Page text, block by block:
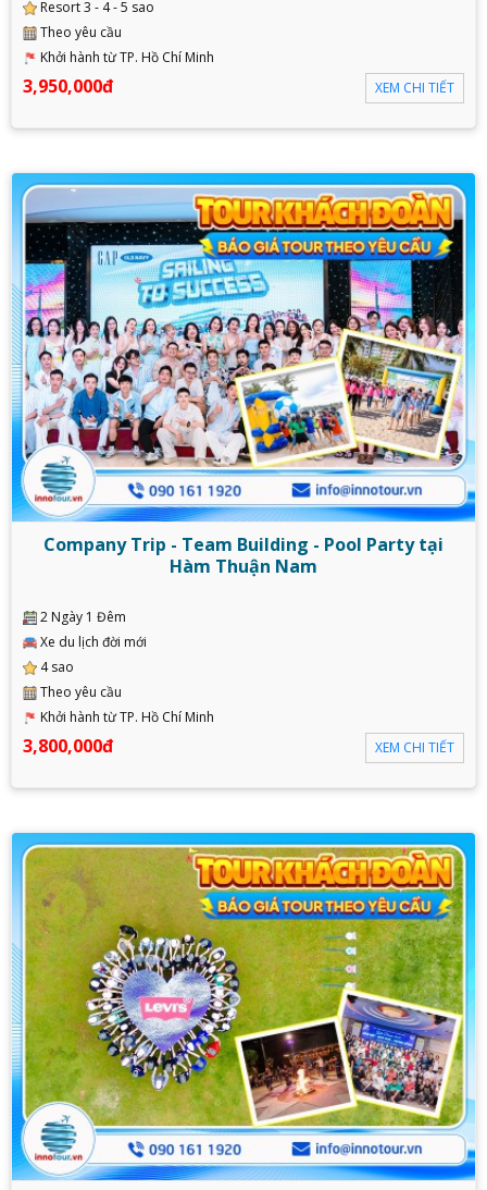
Resort 3 - 4 - 5 sao
Theo yêu cầu
Khởi hành từ TP. Hồ Chí Minh
3,950,000đ XEM CHI TIẾT
Company Trip - Team Building - Pool Party tại
Hàm Thuận Nam
2 Ngày 1 Đêm
Xe du lịch đời mới
4 sao
Theo yêu cầu
Khởi hành từ TP. Hồ Chí Minh
3,800,000đ XEM CHI TIẾT